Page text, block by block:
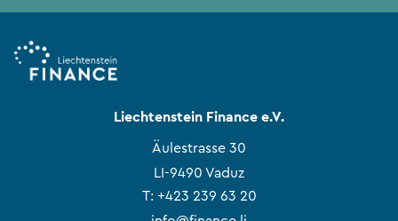
Liechtenstein Finance e.V.
Äulestrasse 30
LI-9490 Vaduz
T: +423 239 63 20